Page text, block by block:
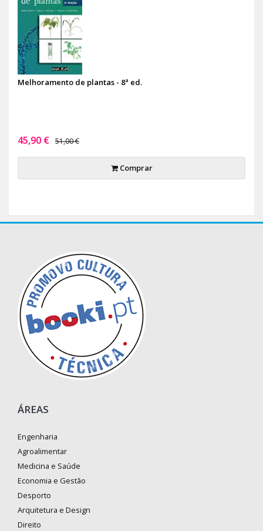
Melhoramento de plantas - 8ª ed.
45,90 € 51,00 €
Comprar
ÁREAS
Engenharia
Agroalimentar
Medicina e Saúde
Economia e Gestão
Desporto
Arquitetura e Design
Direito